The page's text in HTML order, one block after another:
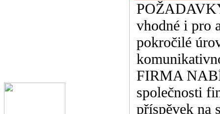
vhodné i pro
pokročilé
FIRMA
společnosti
příspěvek na